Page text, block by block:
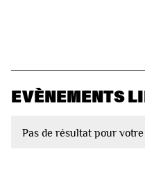
EVÈNEMENTS
Pas de résultat pour